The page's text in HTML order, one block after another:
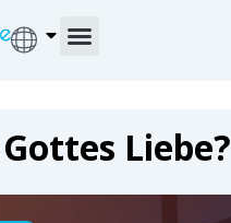
Liebe?